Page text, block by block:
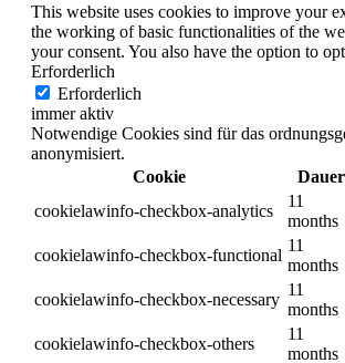
This website uses cookies to improve your
the working of basic functionalities of the
your consent. You also have the option to
Erforderlich
Erforderlich
immer aktiv
Notwendige Cookies sind für das
anonymisiert.
Cookie
Dauer
cookielawinfo-checkbox-analytics
11
months
cookielawinfo-checkbox-functional
11
months
cookielawinfo-checkbox-necessary
11
months
cookielawinfo-checkbox-others
11
months